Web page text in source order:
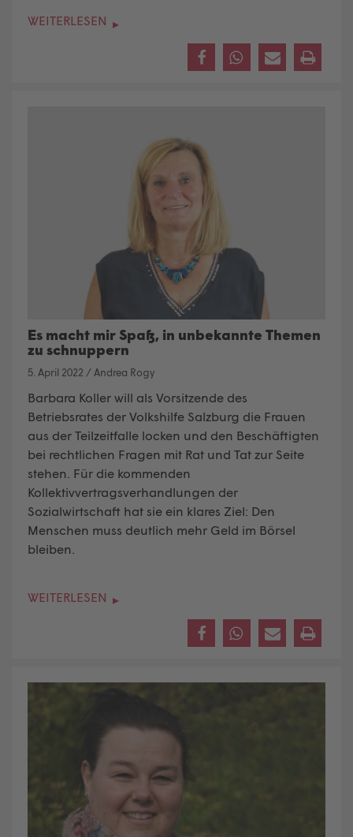
WEITERLESEN
Es macht mir Spaß, in unbekannte Themen
zu schnuppern
5. April 2022 / Andrea Rogy
Barbara Koller will als Vorsitzende des
Betriebsrates der Volkshilfe Salzburg die Frauen
aus der Teilzeitfalle locken und den Beschäftigten
bei rechtlichen Fragen mit Rat und Tat zur Seite
stehen. Für die kommenden
Kollektivvertragsverhandlungen der
Sozialwirtschaft hat sie ein klares Ziel: Den
Menschen muss deutlich mehr Geld im Börsel
bleiben.
WEITERLESEN